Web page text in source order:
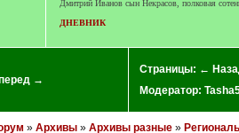
Дмитрий Иванов сын Некрасов, полковая
ДНЕВНИК
→
Страницы: ←
Модератор:
» Архивы» Архивы разные»